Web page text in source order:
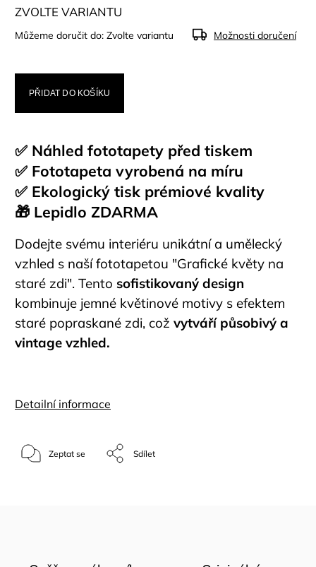
ZVOLTE VARIANTU
Můžeme doručit do: Zvolte variantu Možnosti doručení
PŘIDAT DO KOŠÍKU
✅ Náhled fototapety před tiskem
✅ Fototapeta vyrobená na míru
✅ Ekologický tisk prémiové kvality
🎁 Lepidlo ZDARMA
Dodejte svému interiéru unikátní a umělecký
vzhled s naší fototapetou "Grafické květy na
staré zdi". Tento sofistikovaný design
kombinuje jemné květinové motivy s efektem
staré popraskané zdi, což vytváří působivý a
vintage vzhled.
Detailní informace
Zeptat se Sdílet